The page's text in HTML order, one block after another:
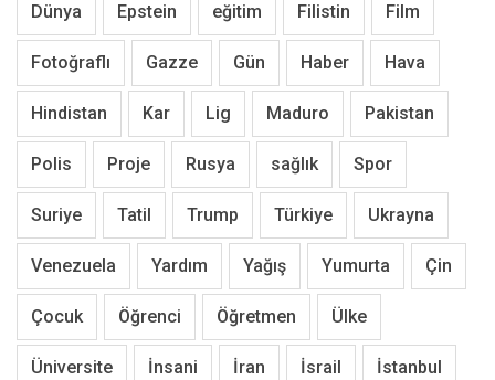
Dünya Epstein eğitim Filistin Film
Fotoğraflı Gazze Gün Haber Hava
Hindistan Kar Lig Maduro Pakistan
Polis Proje Rusya sağlık Spor
Suriye Tatil Trump Türkiye Ukrayna
Venezuela Yardım Yağış Yumurta Çin
Çocuk Öğrenci Öğretmen Ülke
Üniversite İnsani İran İsrail İstanbul